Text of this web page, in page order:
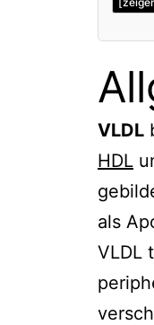
VLDL
HDL
als
VLDL